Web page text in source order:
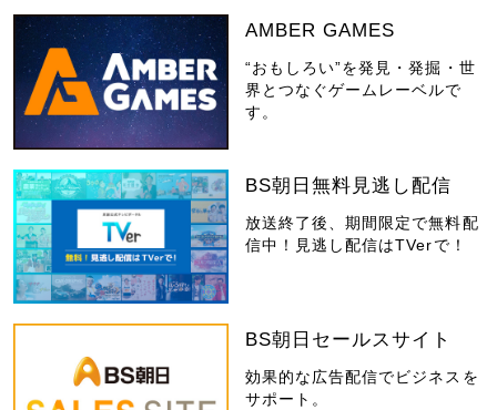
AMBER GAMES
“おもしろい”を発見・発掘・世
界とつなぐゲームレーベルで
す。
BS朝日無料見逃し配信
放送終了後、期間限定で無料配
信中！見逃し配信はTVerで！
BS朝日セールスサイト
効果的な広告配信でビジネスを
サポート。